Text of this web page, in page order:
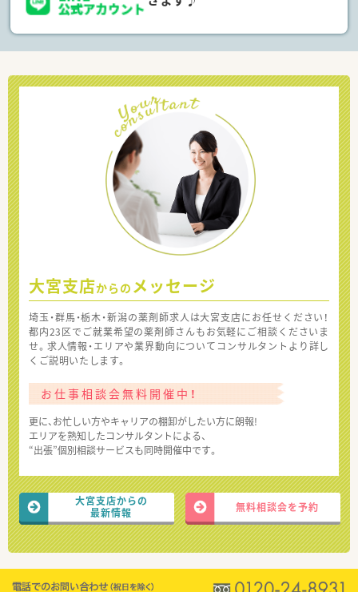
大宮支店からの メッセージ
埼玉・群馬・栃木・新潟の薬剤師求人は大宮支店にお任せください！
都内23区でご就業希望の薬剤師さんもお気軽にご相談くださいま
せ。求人情報・エリアや業界動向についてコンサルタントより詳し
くご説明いたします。
お仕事相談会無料開催中！
更に、お忙しい方やキャリアの棚卸がしたい方に朗報!
エリアを熟知したコンサルタントによる、
“出張”個別相談サービスも同時開催中です。
大宮支店からの
最新情報
無料相談会を予約